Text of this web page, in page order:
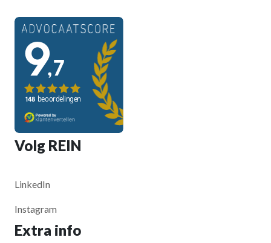
Volg REIN
LinkedIn
Instagram
Extra info